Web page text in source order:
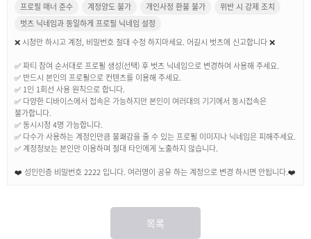
프로필 매너 준수
계정양도 불가 개인사정 환불 불가
위반 시 강제 조치
벗츠 닉네임과 동일하게 프로필 닉네임 설정
❌ 시청만 하시고 계정, 비밀번호 절대 수정 하지마세요. 어길시 벗츠에 신고합니다 ❌
✅ 파티 참여 순서대로 프로필 생성(선택) 후 벗츠 닉네임으로 변경하여 사용해 주세요.
✅ 반드시 본인의 프로필으로 컨텐츠를 이용해 주세요.
✅ 1인 1회선 사용 원칙으로 합니다.
✅ 다양한 디바이스에서 접속은 가능하지만 본인이 여러대의 기기에서 동시접속은
불가합니다.
✅ 동시시청 4명 가능합니다.
✅ 다수가 사용하는 계정인만큼 불쾌감을 줄 수 있는 프로필 이미지나 닉네임은 피해주세요.
✅ 계정정보는 본인만 이용하며 절대 타인에게 노출하지 않습니다.
❤️ 성인인증 비밀번호 2222 입니다. 여러명이 공유 하는 계정으로 변경 하시면 안됩니다.❤️
목록